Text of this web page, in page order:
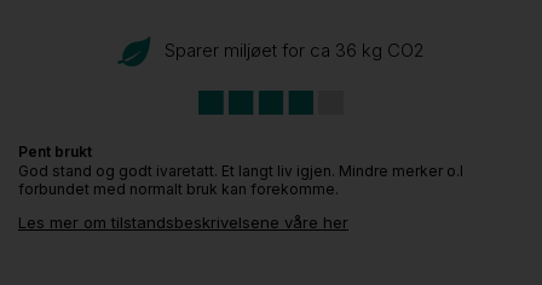
Sparer miljøet for ca 36 kg CO2
Pent brukt
God stand og godt ivaretatt. Et langt liv igjen. Mindre merker o.l
forbundet med normalt bruk kan forekomme.
Les mer om tilstandsbeskrivelsene våre her